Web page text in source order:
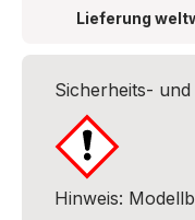
Lieferung
Sicherheits-
Hinweis: